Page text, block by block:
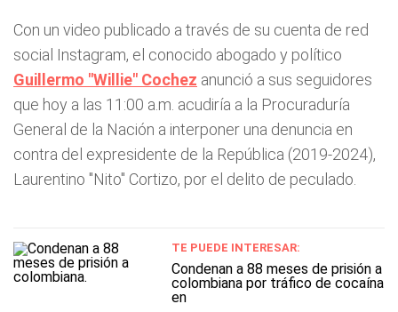
Con un video publicado a través de su cuenta de red
social Instagram, el conocido abogado y político
Guillermo "Willie" Cochez anunció a sus seguidores
que hoy a las 11:00 a.m. acudiría a la Procuraduría
General de la Nación a interponer una denuncia en
contra del expresidente de la República (2019-2024),
Laurentino "Nito" Cortizo, por el delito de peculado.
TE PUEDE INTERESAR:
Condenan a 88 meses de prisión a
colombiana por tráfico de cocaína
en